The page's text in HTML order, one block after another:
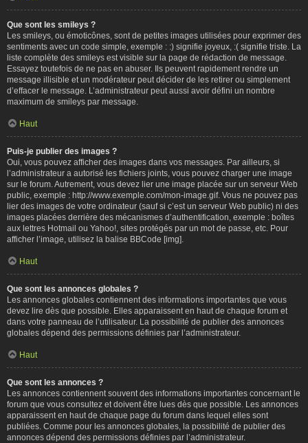
Que sont les smileys ?
Les smileys, ou émoticônes, sont de petites images utilisées pour exprimer des
sentiments avec un code simple, exemple : :) signifie joyeux, :( signifie triste. La
liste complète des smileys est visible sur la page de rédaction de message.
Essayez toutefois de ne pas en abuser. Ils peuvent rapidement rendre un
message illisible et un modérateur peut décider de les retirer ou simplement
d’effacer le message. L’administrateur peut aussi avoir défini un nombre
maximum de smileys par message.
Haut
Puis-je publier des images ?
Oui, vous pouvez afficher des images dans vos messages. Par ailleurs, si
l’administrateur a autorisé les fichiers joints, vous pouvez charger une image
sur le forum. Autrement, vous devez lier une image placée sur un serveur Web
public, exemple : http://www.exemple.com/mon-image.gif. Vous ne pouvez pas
lier des images de votre ordinateur (sauf si c’est un serveur Web public) ni des
images placées derrière des mécanismes d’authentification, exemple : boîtes
aux lettres Hotmail ou Yahoo!, sites protégés par un mot de passe, etc. Pour
afficher l’image, utilisez la balise BBCode [img].
Haut
Que sont les annonces globales ?
Les annonces globales contiennent des informations importantes que vous
devez lire dès que possible. Elles apparaissent en haut de chaque forum et
dans votre panneau de l’utilisateur. La possibilité de publier des annonces
globales dépend des permissions définies par l’administrateur.
Haut
Que sont les annonces ?
Les annonces contiennent souvent des informations importantes concernant le
forum que vous consultez et doivent être lues dès que possible. Les annonces
apparaissent en haut de chaque page du forum dans lequel elles sont
publiées. Comme pour les annonces globales, la possibilité de publier des
annonces dépend des permissions définies par l’administrateur.